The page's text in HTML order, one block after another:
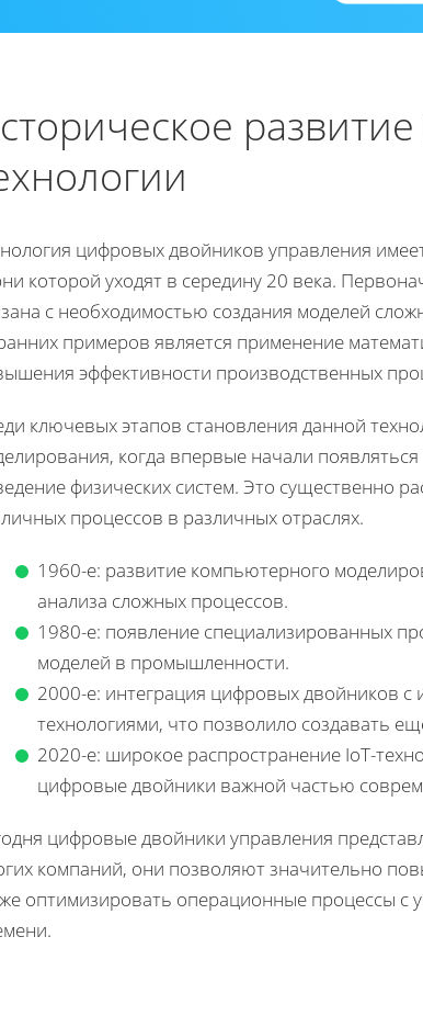
цифровых двойников управления
которой уходят в середину 20 века.
с необходимостью создания моделей
примеров является применение
эффективности производственных
ключевых этапов становления данной
когда впервые начали
физических систем. Это существенно
процессов в различных отраслях.
1960-е: развитие компьютерного
анализа сложных процессов.
1980-е: появление специализированных
моделей в промышленности.
2000-е: интеграция цифровых двойников
технологиями, что позволило создавать
2020-е: широкое распространение IoT-
цифровые двойники важной частью
цифровые двойники управления
компаний, они позволяют значительно
оптимизировать операционные процессы с